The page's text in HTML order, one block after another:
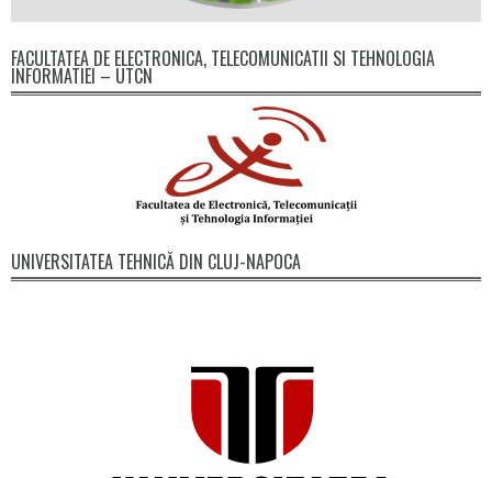
FACULTATEA DE ELECTRONICA, TELECOMUNICATII SI TEHNOLOGIA
INFORMATIEI – UTCN
UNIVERSITATEA TEHNICĂ DIN CLUJ-NAPOCA